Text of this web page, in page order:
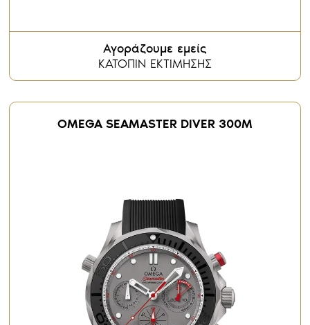
Αγοράζουμε εμείς
ΚΑΤΟΠΙΝ ΕΚΤΙΜΗΣΗΣ
OMEGA SEAMASTER DIVER 300Μ